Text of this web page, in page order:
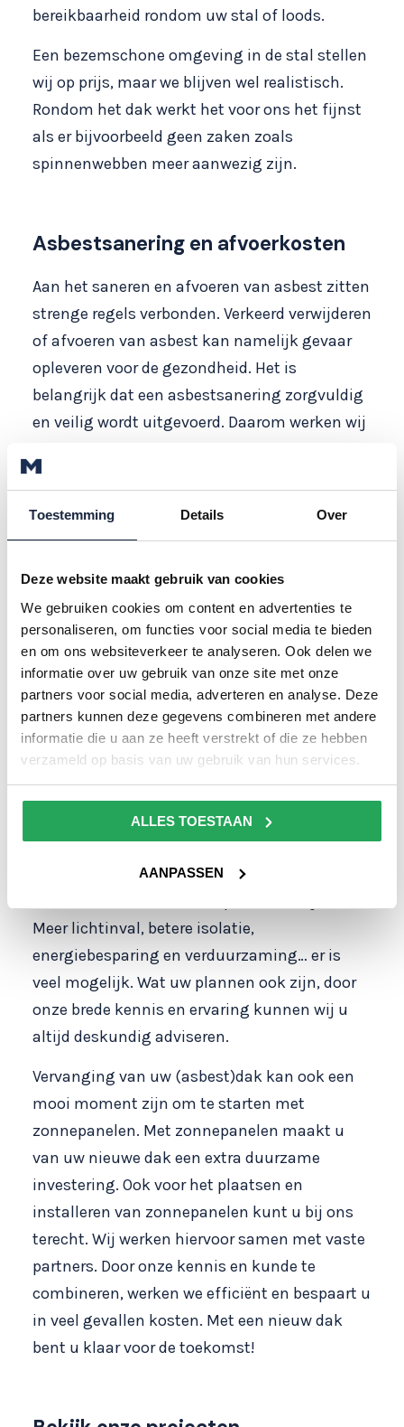
Toestemming Details Over
Deze website maakt gebruik van cookies
We gebruiken cookies om content en advertenties te
personaliseren, om functies voor social media te bieden
en om ons websiteverkeer te analyseren. Ook delen we
informatie over uw gebruik van onze site met onze
partners voor social media, adverteren en analyse. Deze
partners kunnen deze gegevens combineren met andere
informatie die u aan ze heeft verstrekt of die ze hebben
verzameld op basis van uw gebruik van hun services.
ALLES TOESTAAN
AANPASSEN
bereikbaarheid rondom uw stal of loods.
Een bezemschone omgeving in de stal stellen
wij op prijs, maar we blijven wel realistisch.
Rondom het dak werkt het voor ons het fijnst
als er bijvoorbeeld geen zaken zoals
spinnenwebben meer aanwezig zijn.
Asbestsanering en afvoerkosten
Aan het saneren en afvoeren van asbest zitten
strenge regels verbonden. Verkeerd verwijderen
of afvoeren van asbest kan namelijk gevaar
opleveren voor de gezondheid. Het is
belangrijk dat een asbestsanering zorgvuldig
en veilig wordt uitgevoerd. Daarom werken wij
volgens de juiste procedures.
De kosten van het afvoeren van asbest
bedragen zo’n zeven procent van de totale
kosten. Wij vermelden de afvoerkosten altijd
bij ons nooit achteraf voor verrassingen te
staan.Klik hier als u een prijs wilt opvragen
voor het vervangen van uw asbest dak!
Monteren van uw nieuwe dak en
deskundig advies
de beste dak-oplossing in uw situatie. Er
moeten namelijk veel keuzes gemaakt
worden, en een dakrenovatie is een goed
Meer lichtinval, betere isolatie,
energiebesparing en verduurzaming… er is
veel mogelijk. Wat uw plannen ook zijn, door
onze brede kennis en ervaring kunnen wij u
altijd deskundig adviseren.
Vervanging van uw (asbest)dak kan ook een
mooi moment zijn om te starten met
zonnepanelen. Met zonnepanelen maakt u
van uw nieuwe dak een extra duurzame
investering. Ook voor het plaatsen en
installeren van zonnepanelen kunt u bij ons
terecht. Wij werken hiervoor samen met vaste
partners. Door onze kennis en kunde te
combineren, werken we efficiënt en bespaart u
in veel gevallen kosten. Met een nieuw dak
bent u klaar voor de toekomst!